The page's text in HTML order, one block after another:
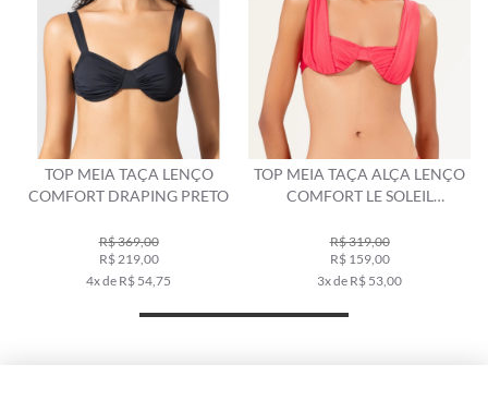
TOP MEIA TAÇA LENÇO
COMFORT DRAPING PRETO
R$ 369,00
R$ 219,00
4x de R$ 54,75
TOP MEIA TAÇA ALÇA LENÇO
COMFORT LE SOLEIL
R$ 319,00
R$ 159,00
3x de R$ 53,00